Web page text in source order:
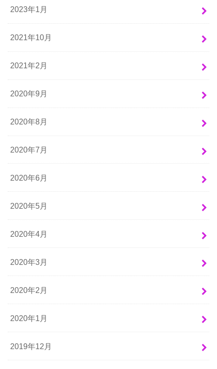
2023年1月
2021年10月
2021年2月
2020年9月
2020年8月
2020年7月
2020年6月
2020年5月
2020年4月
2020年3月
2020年2月
2020年1月
2019年12月